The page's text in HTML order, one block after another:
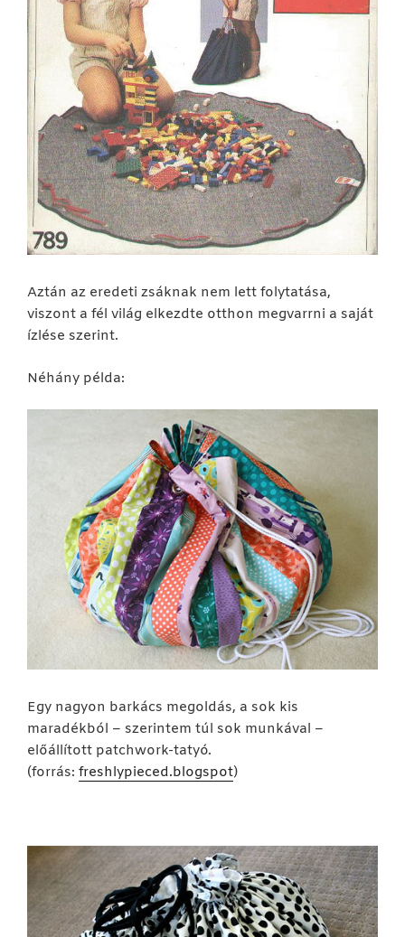
Aztán az eredeti zsáknak nem lett folytatása,
viszont a fél világ elkezdte otthon megvarrni a saját
ízlése szerint.
Néhány példa:
Egy nagyon barkács megoldás, a sok kis
maradékból – szerintem túl sok munkával –
előállított patchwork-tatyó.
(forrás: freshlypieced.blogspot)